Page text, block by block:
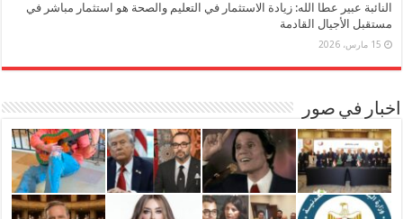
النائبة عبير عطا الله: زيادة الاستثمار في التعليم والصحة هو استثمار مباشر في
مستقبل الأجيال القادمة
15 مارس، 2026
اخبار في صور